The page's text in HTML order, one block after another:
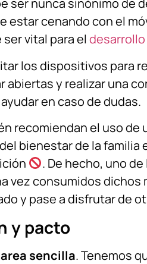
ser nunca sinónimo de
estar cenando con el
vital para el desarrollo
los dispositivos para
abiertas y realizar una
en caso de dudas.
recomiendan el uso de
bienestar de la
. De hecho, uno
vez consumidos
y pase a disfrutar de
y pacto
sencilla. Tenemos